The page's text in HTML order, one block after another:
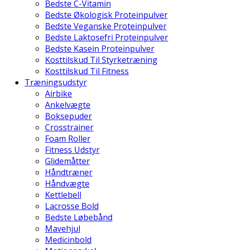
Bedste C-Vitamin
Bedste Økologisk Proteinpulver
Bedste Veganske Proteinpulver
Bedste Laktosefri Proteinpulver
Bedste Kasein Proteinpulver
Kosttilskud Til Styrketræning
Kosttilskud Til Fitness
Træningsudstyr
Airbike
Ankelvægte
Boksepuder
Crosstrainer
Foam Roller
Fitness Udstyr
Glidemåtter
Håndtræner
Håndvægte
Kettlebell
Lacrosse Bold
Bedste Løbebånd
Mavehjul
Medicinbold